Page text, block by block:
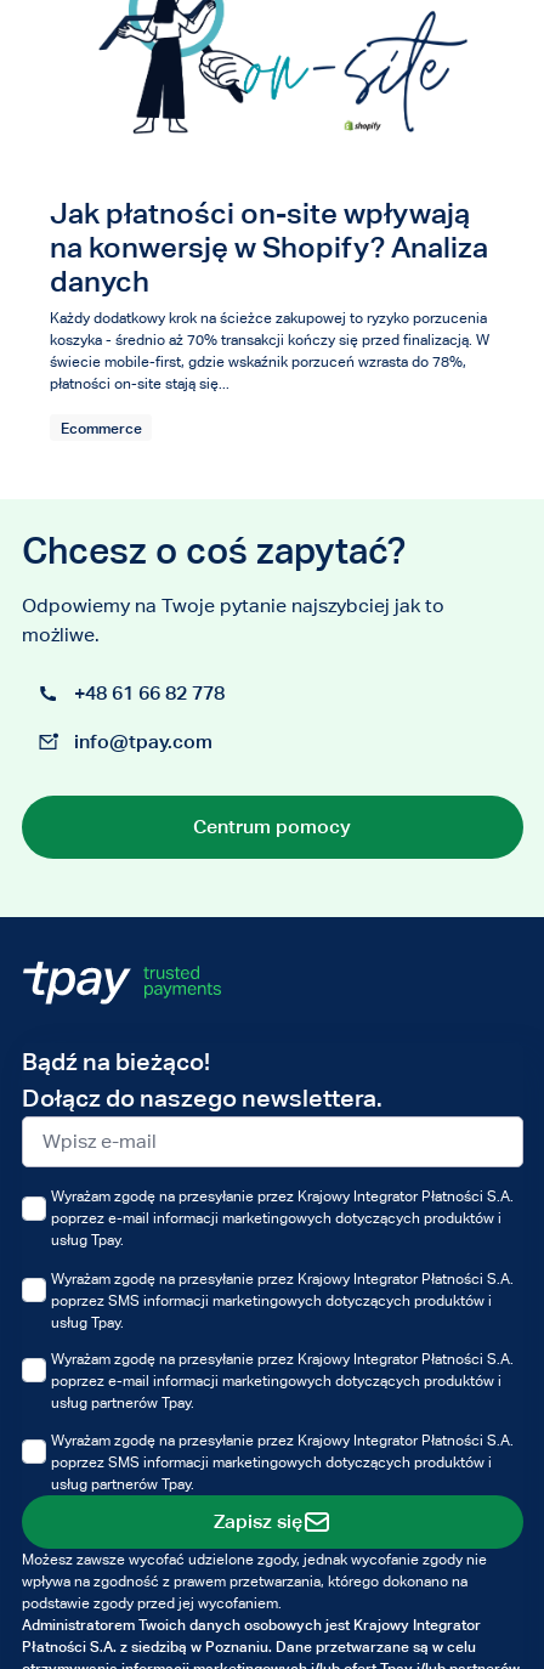
Jak płatności on-site wpływają
na konwersję w Shopify? Analiza
danych
Każdy dodatkowy krok na ścieżce zakupowej to ryzyko porzucenia
koszyka - średnio aż 70% transakcji kończy się przed finalizacją. W
świecie mobile-first, gdzie wskaźnik porzuceń wzrasta do 78%,
płatności on-site stają się...
Ecommerce
Chcesz o coś zapytać?
Odpowiemy na Twoje pytanie najszybciej jak to
możliwe.
+48 61 66 82 778
info@tpay.com
Centrum pomocy
Bądź na bieżąco!
Dołącz do naszego newslettera.
Adres
e-
mail
Wyrażam zgodę na przesyłanie przez Krajowy Integrator Płatności S.A.
poprzez e-mail informacji marketingowych dotyczących produktów i
usług Tpay.
Wyrażam zgodę na przesyłanie przez Krajowy Integrator Płatności S.A.
poprzez SMS informacji marketingowych dotyczących produktów i
usług Tpay.
Wyrażam zgodę na przesyłanie przez Krajowy Integrator Płatności S.A.
poprzez e-mail informacji marketingowych dotyczących produktów i
usług partnerów Tpay.
Wyrażam zgodę na przesyłanie przez Krajowy Integrator Płatności S.A.
poprzez SMS informacji marketingowych dotyczących produktów i
usług partnerów Tpay.
Zapisz się
Możesz zawsze wycofać udzielone zgody, jednak wycofanie zgody nie
wpływa na zgodność z prawem przetwarzania, którego dokonano na
podstawie zgody przed jej wycofaniem.
Administratorem Twoich danych osobowych jest Krajowy Integrator
Płatności S.A. z siedzibą w Poznaniu. Dane przetwarzane są w celu